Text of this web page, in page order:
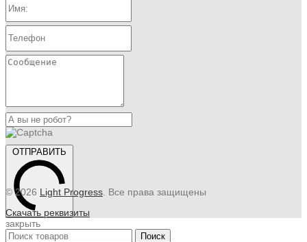
ОТПРАВИТЬ
© 2026 Light Progress . Все права защищены
Скачать реквизиты
закрыть
Поиск